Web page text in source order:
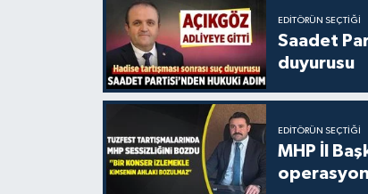
EDITÖRÜN SEÇTIĞI
Saadet
duyurusu
EDITÖRÜN SEÇTIĞI
MHP İl